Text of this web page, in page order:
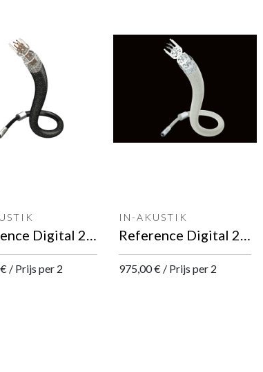
Reference Digital 2404 Air Helix RCA<>RCA digitale kabel
/ Prijs per 2
IN-AKUSTIK
Reference Digital 2404 Air Pure Silver Helix RCA<>RCA digitale kabel
975,00€ / Prijs per 2